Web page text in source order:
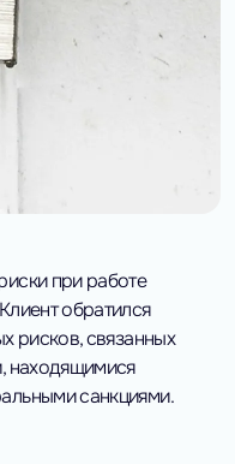
при работе
обратился
рисков, связанных
находящимися
санкциями.